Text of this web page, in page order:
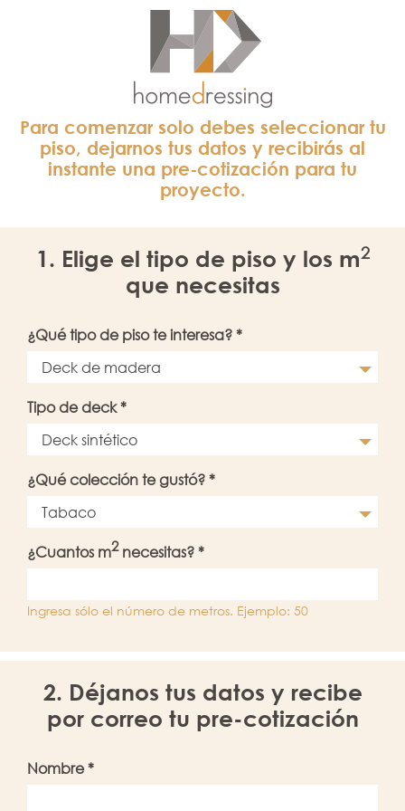
Para comenzar solo debes seleccionar tu
piso, dejarnos tus datos y recibirás al
instante una pre-cotización para tu
proyecto.
1. Elige el tipo de piso y los m2
que necesitas
¿Qué tipo de piso te interesa? *
Deck de madera
Tipo de deck *
Deck sintético
¿Qué colección te gustó? *
Tabaco
¿Cuantos m2necesitas? *
Ingresa sólo el número de metros. Ejemplo: 50
2. Déjanos tus datos y recibe
por correo tu pre-cotización
Nombre *